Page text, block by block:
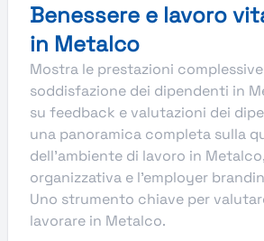
Benessere e lavoro
in Metalco
Mostra le prestazioni
soddisfazione dei dipendenti in
su feedback e valutazioni dei
una panoramica completa sulla
dell’ambiente di lavoro in
organizzativa e l’employer
Uno strumento chiave per
lavorare in Metalco.